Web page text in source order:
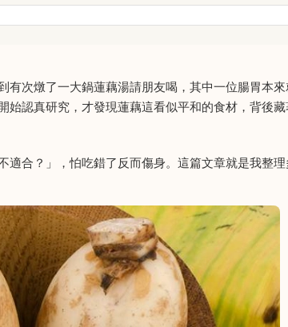
有次燉了一大鍋蓮藕湯請朋友喝，其中一位腸胃本
始認真研究，才發現蓮藕這看似平和的食材，背後
適合？」，怕吃錯了反而傷身。這篇文章就是我整